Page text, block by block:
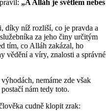
„A Alláh je světlem nebes
díky níž rozliší, co je pravda a
za jeho činy určitým
tím, co Alláh zakázal, ho
vědění a víry, znalosti a správné
nemáme zde však
nám tedy toto.
cudně klopit zrak: